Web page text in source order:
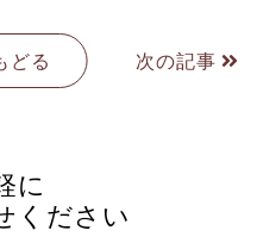
どる 次の記事
に
ください